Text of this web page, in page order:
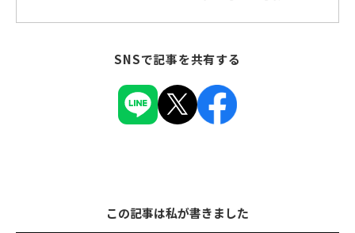
SNSで記事を共有する
この記事は私が書きました